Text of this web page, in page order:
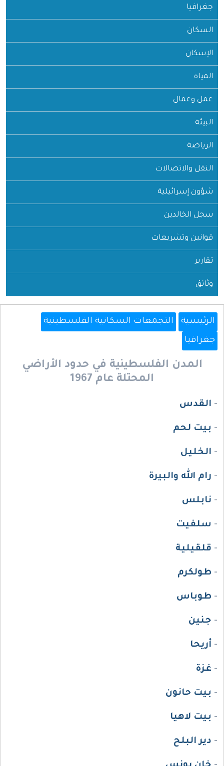
جغرافيا
السكان
الإسكان
المياه
عمل وعمال
البيئة
الرياضة
النقل والاتصالات
شؤون إسرائيلية
سجل الخالدين
قوانين وتشريعات
تقارير
وثائق
الرئيسية
التجمعات السكانية الفلسطينية
جغرافيا
المدن الفلسطينية في حدود الأراضي
المحتلة عام 1967
- القدس
- بيت لحم
- الخليل
- رام الله والبيرة
- نابلس
- سلفيت
- قلقيلية
- طولكرم
- طوباس
- جنين
- أريحا
- غزة
- بيت حانون
- بيت لاهيا
- دير البلح